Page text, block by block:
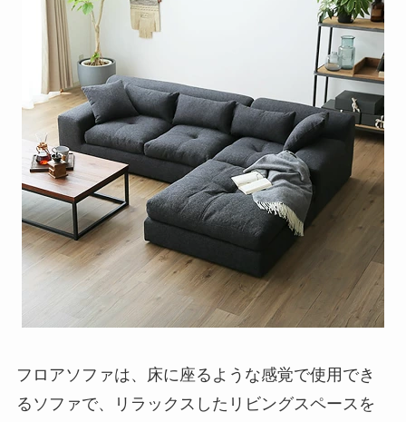
フロアソファは、床に座るような感覚で使用でき
るソファで、リラックスしたリビングスペースを